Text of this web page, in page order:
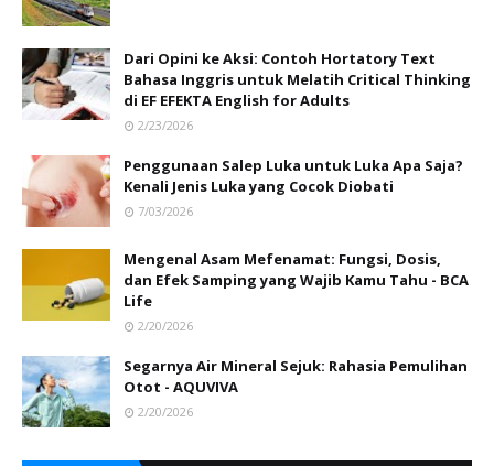
Dari Opini ke Aksi: Contoh Hortatory Text
Bahasa Inggris untuk Melatih Critical Thinking
di EF EFEKTA English for Adults
2/23/2026
Penggunaan Salep Luka untuk Luka Apa Saja?
Kenali Jenis Luka yang Cocok Diobati
7/03/2026
Mengenal Asam Mefenamat: Fungsi, Dosis,
dan Efek Samping yang Wajib Kamu Tahu - BCA
Life
2/20/2026
Segarnya Air Mineral Sejuk: Rahasia Pemulihan
Otot - AQUVIVA
2/20/2026